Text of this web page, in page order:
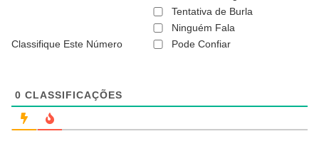
a
ó
Classifique Este Número
Tentativa de Burla
Ninguém Fala
Pode Confiar
0 CLASSIFICAÇÕES